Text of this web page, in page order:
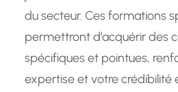
du secteur. Ces formations
permettront d’acquérir des
spécifiques et pointues,
expertise et votre crédibilité